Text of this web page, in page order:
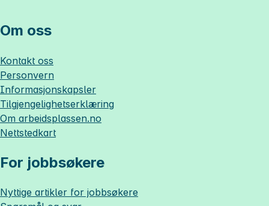
Om oss
Kontakt oss
Personvern
Informasjonskapsler
Tilgjengelighetserklæring
Om arbeidsplassen.no
Nettstedkart
For jobbsøkere
Nyttige artikler for jobbsøkere